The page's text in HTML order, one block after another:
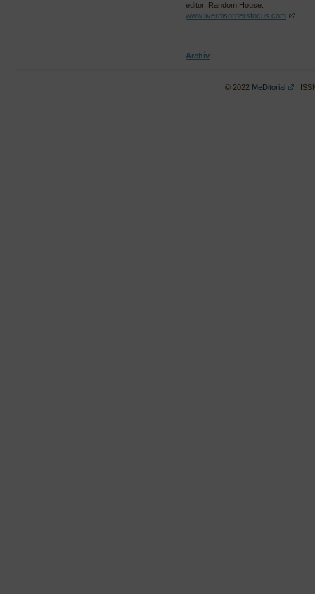
editor, Random House.
www.liverdisordersfocus.com
Archív
© 2022 MeDitorial |